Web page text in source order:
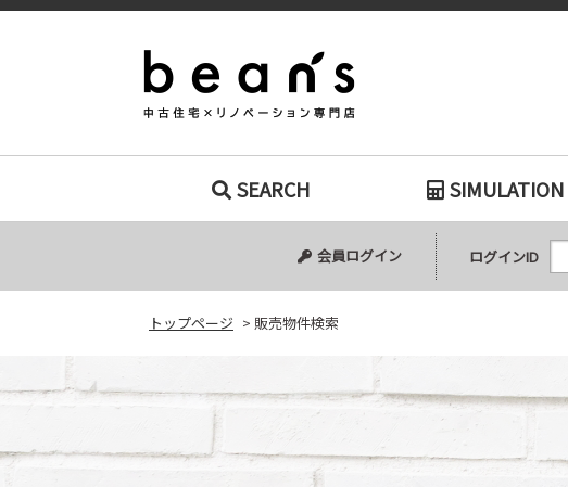
販売物件検索｜枚方・交
SEARCH
中古マンション
中古一戸建て
新築一戸建て
土地
SIMULATION
会員ログイン ログインID
トップページ > 販売物件検索